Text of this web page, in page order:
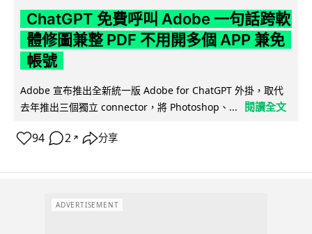
ChatGPT 免費呼叫 Adobe 一句話跨軟
體修圖兼整 PDF 不用開多個 APP 兼免
帳號
Adobe 宣布推出全新統一版 Adobe for ChatGPT 外掛，取代
去年推出三個獨立 connector，將 Photoshop、...
閱讀全文
94 2 ↗ 分享
ADVERTISEMENT